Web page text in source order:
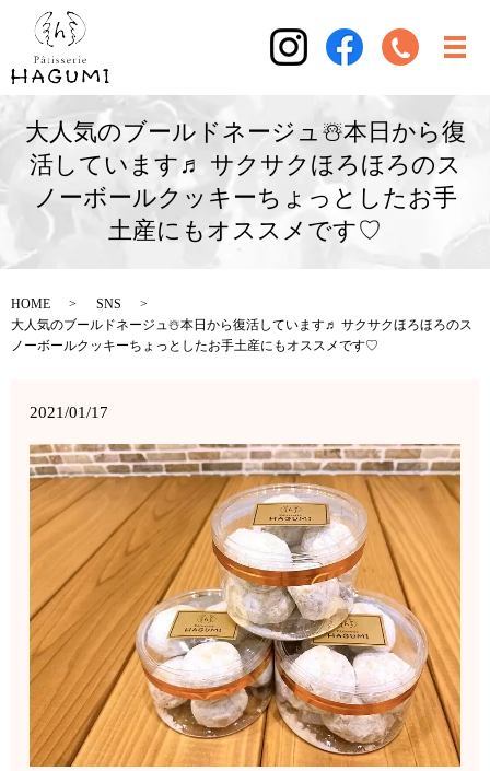
大人気のブールドネージュ☃️本日から復
活しています♬ サクサクほろほろのス
ノーボールクッキーちょっとしたお手
土産にもオススメです♡
HOME
SNS
大人気のブールドネージュ☃️本日から復活しています♬ サクサクほろほろのス
ノーボールクッキーちょっとしたお手土産にもオススメです♡
2021/01/17